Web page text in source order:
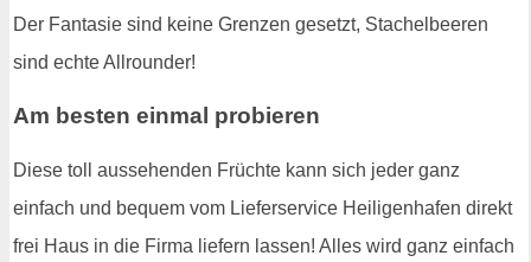
Der Fantasie sind keine Grenzen gesetzt, Stachelbeeren
sind echte Allrounder!
Am besten einmal probieren
Diese toll aussehenden Früchte kann sich jeder ganz
einfach und bequem vom Lieferservice Heiligenhafen direkt
frei Haus in die Firma liefern lassen! Alles wird ganz einfach